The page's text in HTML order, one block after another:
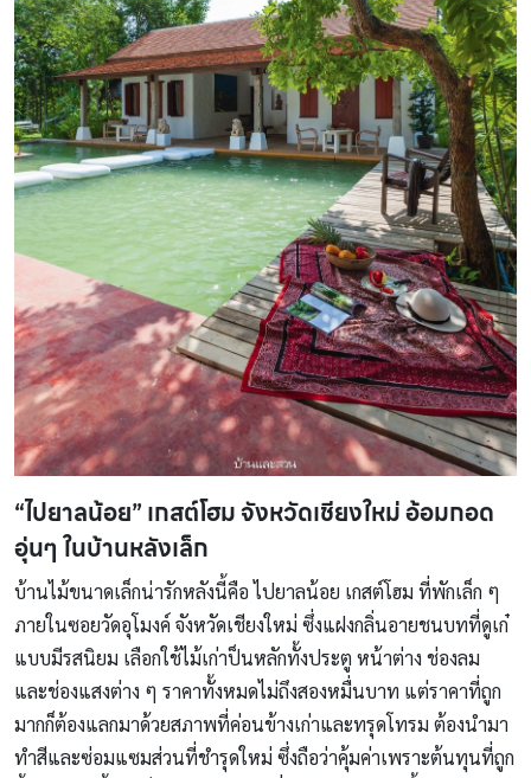
“ไปยาลน้อย” เกสต์โฮม จังหวัดเชียงใหม่ อ้อมกอด
อุ่นๆ ในบ้านหลังเล็ก
บ้านไม้ขนาดเล็กน่ารักหลังนี้คือ ไปยาลน้อย เกสต์โฮม ที่พักเล็ก ๆ
ภายในซอยวัดอุโมงค์ จังหวัดเชียงใหม่ ซึ่งแฝงกลิ่นอายชนบทที่ดูเก๋
แบบมีรสนิยม เลือกใช้ไม้เก่าป็นหลักทั้งประตู หน้าต่าง ช่องลม
และช่องแสงต่าง ๆ ราคาทั้งหมดไม่ถึงสองหมื่นบาท แต่ราคาที่ถูก
มากก็ต้องแลกมาด้วยสภาพที่ค่อนข้างเก่าและทรุดโทรม ต้องนำมา
ทำสีและซ่อมแซมส่วนที่ชำรุดใหม่ ซึ่งถือว่าคุ้มค่าเพราะต้นทุนที่ถูก